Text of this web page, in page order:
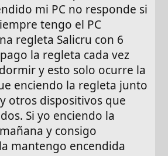
mi PC no responde si
tengo el PC
regleta Salicru con 6
la regleta cada vez
y esto solo ocurre la
enciendo la regleta junto
otros dispositivos que
Si yo enciendo la
y consigo
mantengo encendida